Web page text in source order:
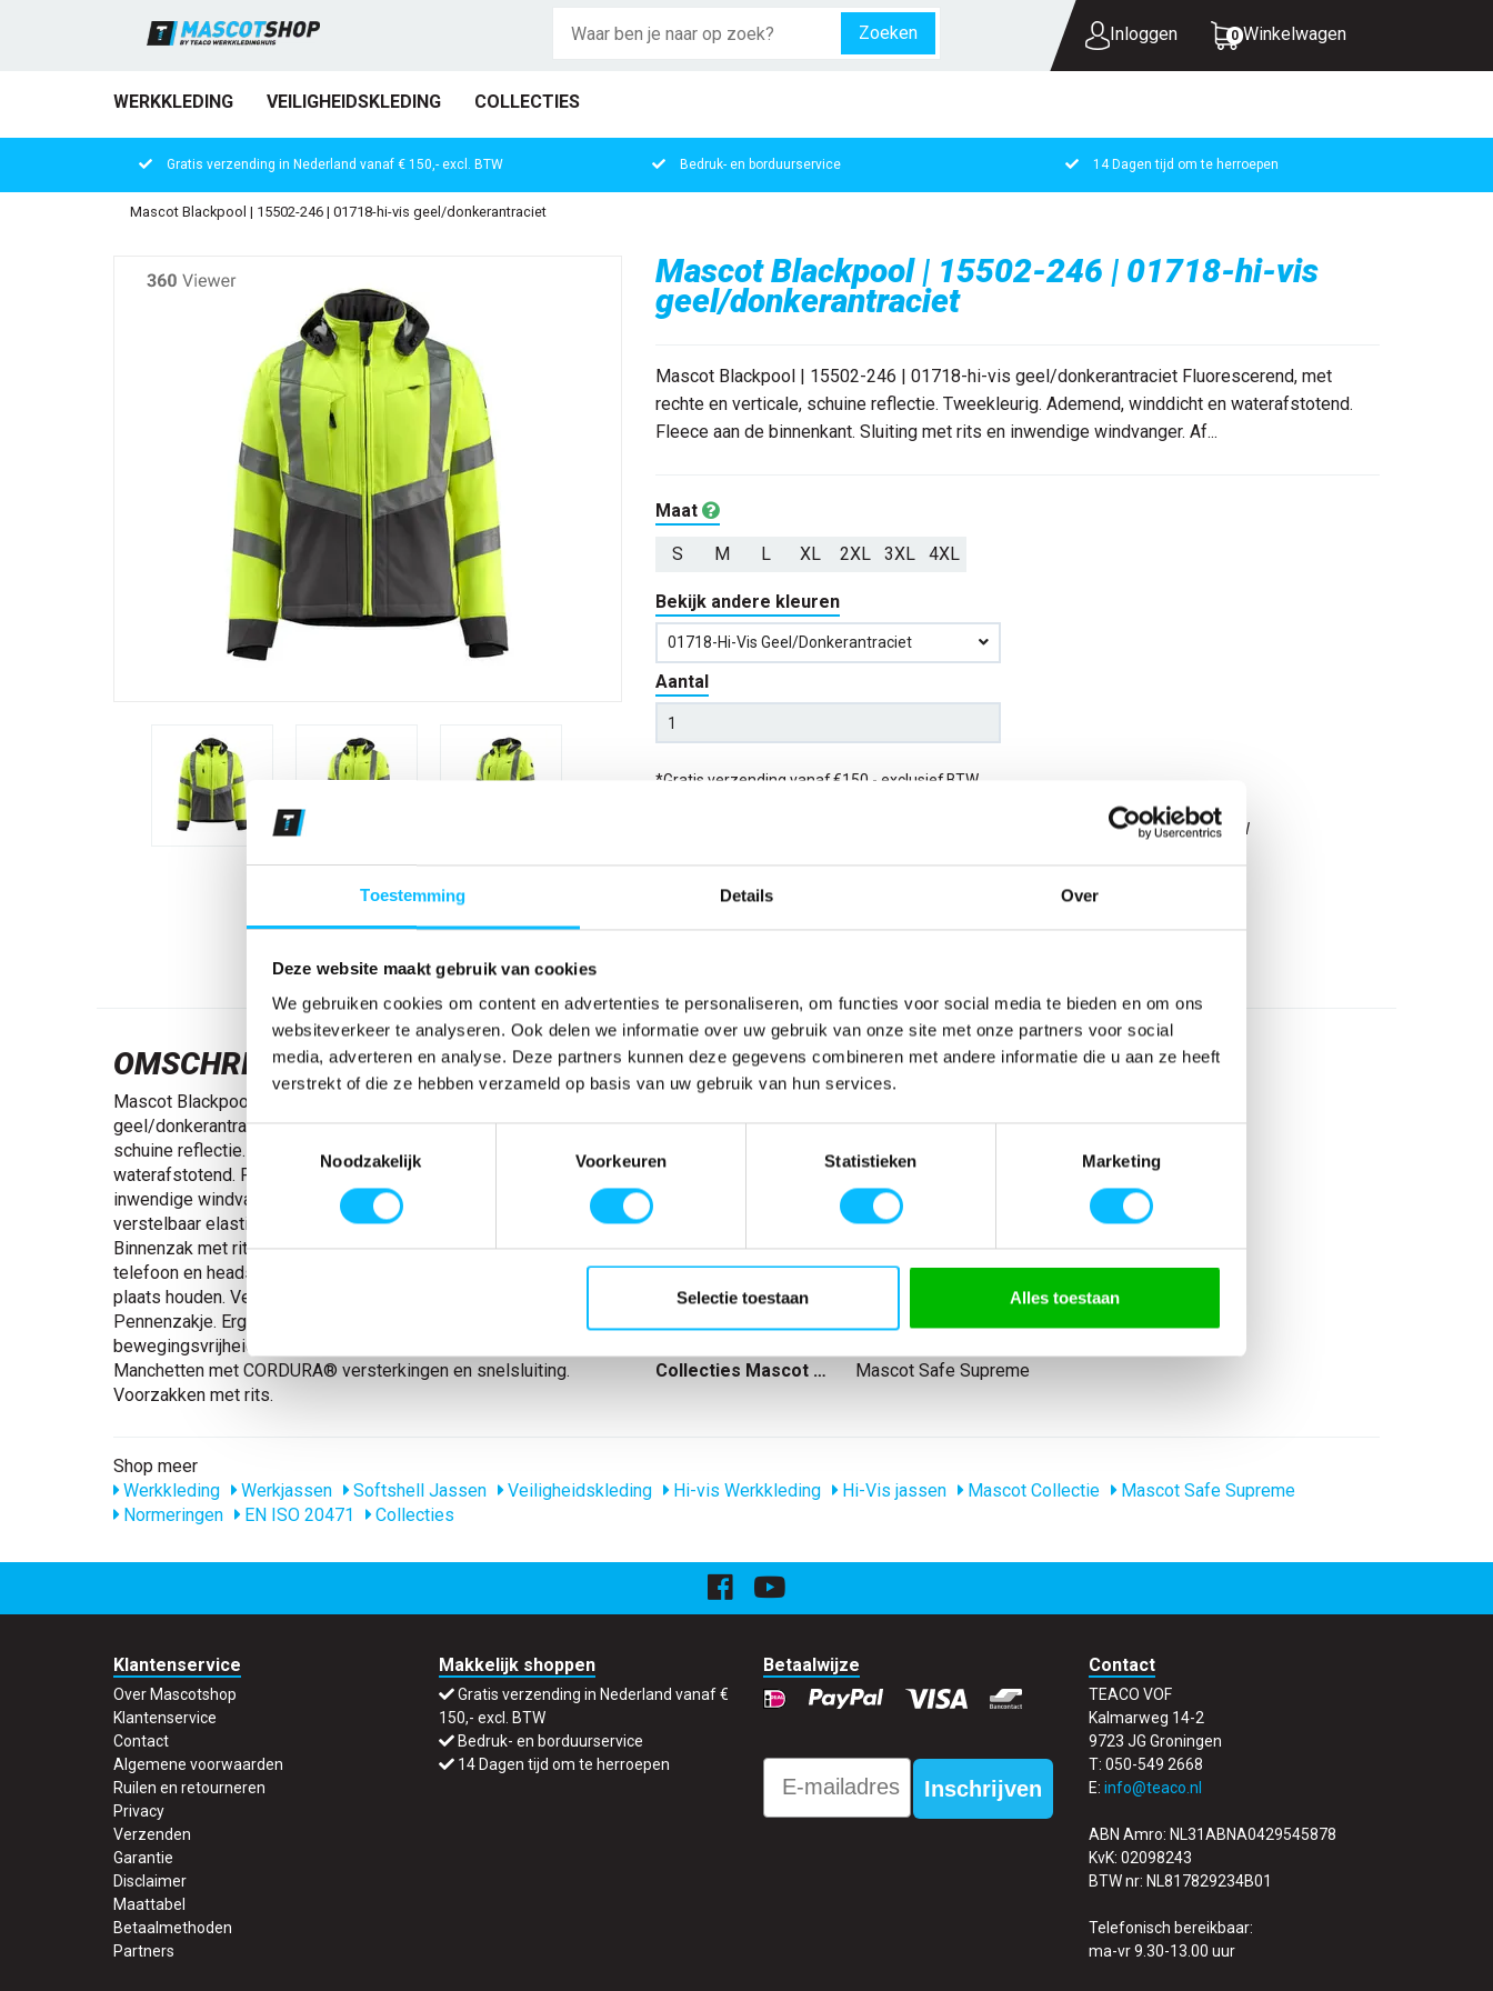
Toestemming Details Over
Deze website maakt gebruik van cookies
We gebruiken cookies om content en advertenties te personaliseren, om functies voor social media te bieden en om ons
websiteverkeer te analyseren. Ook delen we informatie over uw gebruik van onze site met onze partners voor social
media, adverteren en analyse. Deze partners kunnen deze gegevens combineren met andere informatie die u aan ze heeft
verstrekt of die ze hebben verzameld op basis van uw gebruik van hun services.
Toestemmingsselectie
Noodzakelijk
Voorkeuren Statistieken Marketing
Selectie toestaan Alles toestaan
Zoeken Inloggen 0 Winkelwagen
WERKKLEDING VEILIGHEIDSKLEDING COLLECTIES
UW WINKELWAGEN IS LEEG.
Gratis verzending in Nederland vanaf € 150,- excl. BTW Bedruk- en borduurservice 14 Dagen tijd om te herroepen
Mascot Blackpool | 15502-246 | 01718-hi-vis geel/donkerantraciet
Mascot Blackpool | 15502-246 | 01718-hi-vis
geel/donkerantraciet
Mascot Blackpool | 15502-246 | 01718-hi-vis geel/donkerantraciet Fluorescerend, met
rechte en verticale, schuine reflectie. Tweekleurig. Ademend, winddicht en waterafstotend.
Fleece aan de binnenkant. Sluiting met rits en inwendige windvanger. Af...
Maat
S M L XL 2XL 3XL 4XL
Bekijk andere kleuren
01718-Hi-Vis Geel/donkerantraciet
Aantal
*Gratis verzending vanaf €150,- exclusief BTW
,21 € 157,93excl BTW
OMSCHRIJVING
Mascot Blackpool | 15502-246 | 01718-hi-vis
geel/donkerantraciet Fluorescerend, met rechte en verticale,
schuine reflectie. Tweekleurig. Ademend, winddicht en
waterafstotend. Fleece aan de binnenkant. Sluiting met rits en
inwendige windvanger. Afneembare gevoerde capuchon met
verstelbaar elastisch rijgsnoer. Hoge kraag. Binnenzakken.
Binnenzak met ritssluiting, speciaal ontworpen voor mobiele
telefoon en headsetkabel, met gat en lussen om de kabel op zijn
plaats houden. Verlengde rug. Borstzak met rits. D-ring.
Pennenzakje. Ergonomisch gevormde mouwen zorgen voor extra
bewegingsvrijheid. Tricot (verborgen in windvanger) bij de pols.
Manchetten met CORDURA® versterkingen en snelsluiting.
Voorzakken met rits.
SPECIFICATIES
EAN nummer
-
15502-246
Merk
Mascot
100% polyester
EN ISO 20471
nl_materiaal
Polyester
nl_eigenschappen
Reflecterend
Producttype
1-5 werkdagen
Collecties Mascot Safe
Mascot Safe Supreme
Shop meer
Werkkleding
Werkjassen Softshell Jassen Veiligheidskleding Hi-vis Werkkleding Hi-Vis jassen Mascot Collectie
Mascot Safe Supreme
Normeringen
EN ISO 20471 Collecties
Klantenservice
Over Mascotshop
Klantenservice
Contact
Algemene voorwaarden
Ruilen en retourneren
Privacy
Verzenden
Garantie
Disclaimer
Maattabel
Betaalmethoden
Partners
Makkelijk shoppen
Gratis verzending in Nederland vanaf €
150,- excl. BTW
Bedruk- en borduurservice
14 Dagen tijd om te herroepen
Betaalwijze
Email
Inschrijven
Contact
TEACO VOF
Kalmarweg 14-2
9723 JG Groningen
T: 050-549 2668
E: info@teaco.nl
ABN Amro: NL31ABNA0429545878
KvK: 02098243
BTW nr: NL817829234B01
Telefonisch bereikbaar:
ma-vr 9.30-13.00 uur